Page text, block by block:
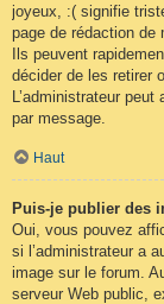
joyeux, :( signifie
page de rédaction de
Ils peuvent
décider de les retirer
L’administrateur
par message.
Haut
Puis-je publier des
Oui, vous pouvez
si l’administrateur a
image sur le forum.
serveur Web public,